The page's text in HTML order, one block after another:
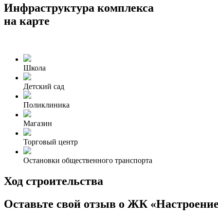
Инфраструктура комплекса
на карте
Школа
Детский сад
Поликлиника
Магазин
Торговый центр
Остановки общественного транспорта
Ход строительства
Оставьте свой отзыв о ЖК